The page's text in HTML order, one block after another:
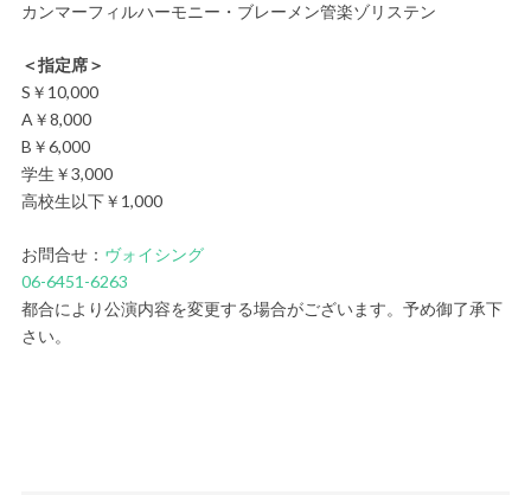
カンマーフィルハーモニー・ブレーメン管楽ゾリステン
＜指定席＞
S￥10,000
A￥8,000
B￥6,000
学生￥3,000
高校生以下￥1,000
お問合せ： ヴォイシング
06-6451-6263
都合により公演内容を変更する場合がございます。予め御了承下
さい。